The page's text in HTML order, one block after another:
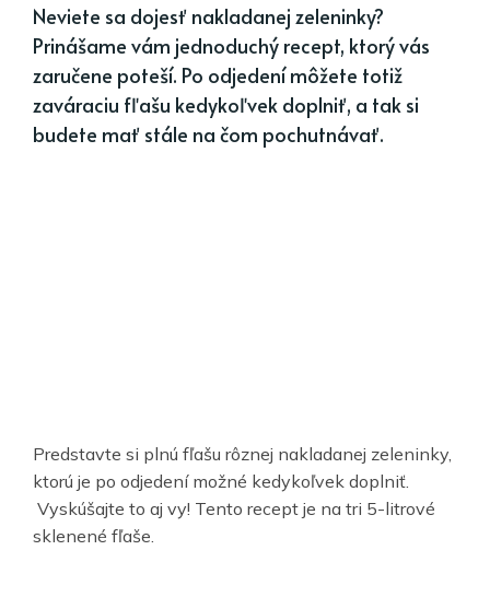
Neviete sa dojesť nakladanej zeleninky?
Prinášame vám jednoduchý recept, ktorý vás
zaručene poteší. Po odjedení môžete totiž
zaváraciu fľašu kedykoľvek doplniť, a tak si
budete mať stále na čom pochutnávať.
Predstavte si plnú fľašu rôznej nakladanej zeleninky,
ktorú je po odjedení možné kedykoľvek doplniť.
Vyskúšajte to aj vy! Tento recept je na tri 5-litrové
sklenené fľaše.